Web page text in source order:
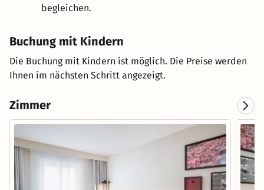
begleichen.
Buchung mit Kindern
Die Buchung mit Kindern ist möglich. Die Preise werden
Ihnen im nächsten Schritt angezeigt.
Zimmer